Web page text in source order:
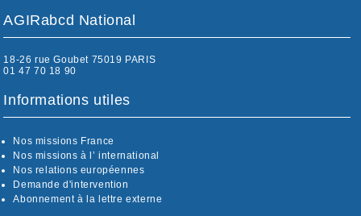
AGIRabcd National
18-26 rue Goubet 75019 PARIS
01 47 70 18 90
Informations utiles
Nos missions France
Nos missions à l’ international
Nos relations européennes
Demande d'intervention
Abonnement à la lettre externe